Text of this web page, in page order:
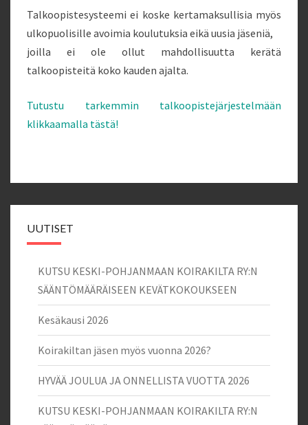
Talkoopistesysteemi ei koske kertamaksullisia myös
ulkopuolisille avoimia koulutuksia eikä uusia jäseniä,
joilla ei ole ollut mahdollisuutta kerätä
talkoopisteitä koko kauden ajalta.
Tutustu tarkemmin talkoopistejärjestelmään
klikkaamalla tästä!
UUTISET
KUTSU KESKI-POHJANMAAN KOIRAKILTA RY:N
SÄÄNTÖMÄÄRÄISEEN KEVÄTKOKOUKSEEN
Kesäkausi 2026
Koirakiltan jäsen myös vuonna 2026?
HYVÄÄ JOULUA JA ONNELLISTA VUOTTA 2026
KUTSU KESKI-POHJANMAAN KOIRAKILTA RY:N